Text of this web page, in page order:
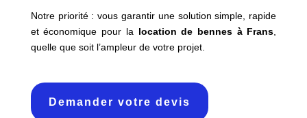
Notre priorité : vous garantir une solution simple, rapide
et économique pour la location de bennes à Frans
quelle que soit l’ampleur de votre projet.
Demander votre devis